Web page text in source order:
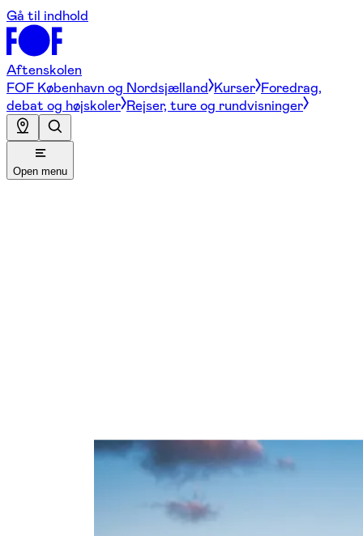
Gå til indhold
Aftenskolen
FOF København og Nordsjælland Kurser Foredrag,
debat og højskoler Rejser, ture og rundvisninger
Open menu